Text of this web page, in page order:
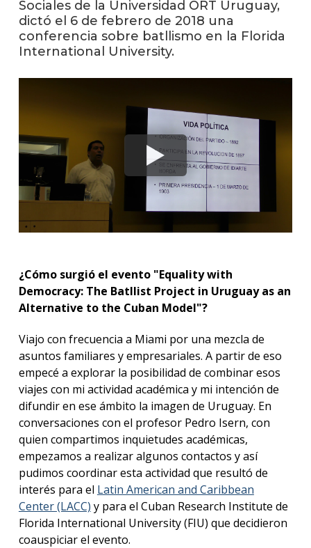
en
Blog
Sociales de la Universidad ORT Uruguay,
dictó el 6 de febrero de 2018 una
conferencia sobre batllismo en la Florida
International University.
¿Cómo surgió el evento "Equality with
Democracy: The Batllist Project in Uruguay as an
Alternative to the Cuban Model"?
Viajo con frecuencia a Miami por una mezcla de
asuntos familiares y empresariales. A partir de eso
empecé a explorar la posibilidad de combinar esos
viajes con mi actividad académica y mi intención de
difundir en ese ámbito la imagen de Uruguay. En
conversaciones con el profesor Pedro Isern, con
quien compartimos inquietudes académicas,
empezamos a realizar algunos contactos y así
pudimos coordinar esta actividad que resultó de
interés para el Latin American and Caribbean
Center (LACC) y para el Cuban Research Institute de
Florida International University (FIU) que decidieron
coauspiciar el evento.